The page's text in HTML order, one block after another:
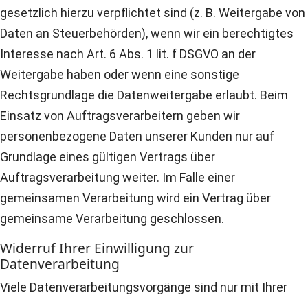
gesetzlich hierzu verpflichtet sind (z. B. Weitergabe von
Daten an Steuerbehörden), wenn wir ein berechtigtes
Interesse nach Art. 6 Abs. 1 lit. f DSGVO an der
Weitergabe haben oder wenn eine sonstige
Rechtsgrundlage die Datenweitergabe erlaubt. Beim
Einsatz von Auftragsverarbeitern geben wir
personenbezogene Daten unserer Kunden nur auf
Grundlage eines gültigen Vertrags über
Auftragsverarbeitung weiter. Im Falle einer
gemeinsamen Verarbeitung wird ein Vertrag über
gemeinsame Verarbeitung geschlossen.
Widerruf Ihrer Einwilligung zur
Datenverarbeitung
Viele Datenverarbeitungsvorgänge sind nur mit Ihrer